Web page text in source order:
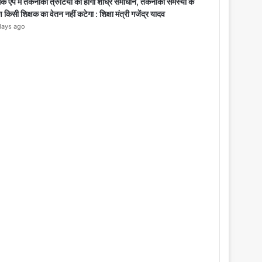
किसी शिक्षक का वेतन नहीं कटेगा : शिक्षा मंत्री गजेंद्र यादव
ago